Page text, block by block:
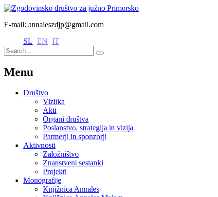
E-mail: annaleszdjp@gmail.com
SL EN IT
Menu
Društvo
Vizitka
Akti
Organi društva
Poslanstvo, strategija in vizija
Partnerji in sponzorji
Aktivnosti
Založništvo
Znanstveni sestanki
Projekti
Monografije
Knjižnica Annales